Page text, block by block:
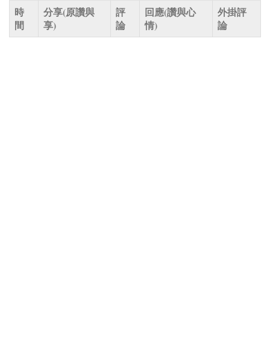
時
間
分享(原讚與
享)
評
論
回應(讚與心
情)
外掛評
論